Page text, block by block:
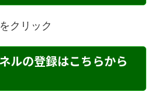
クリック
ルの登録はこちらから